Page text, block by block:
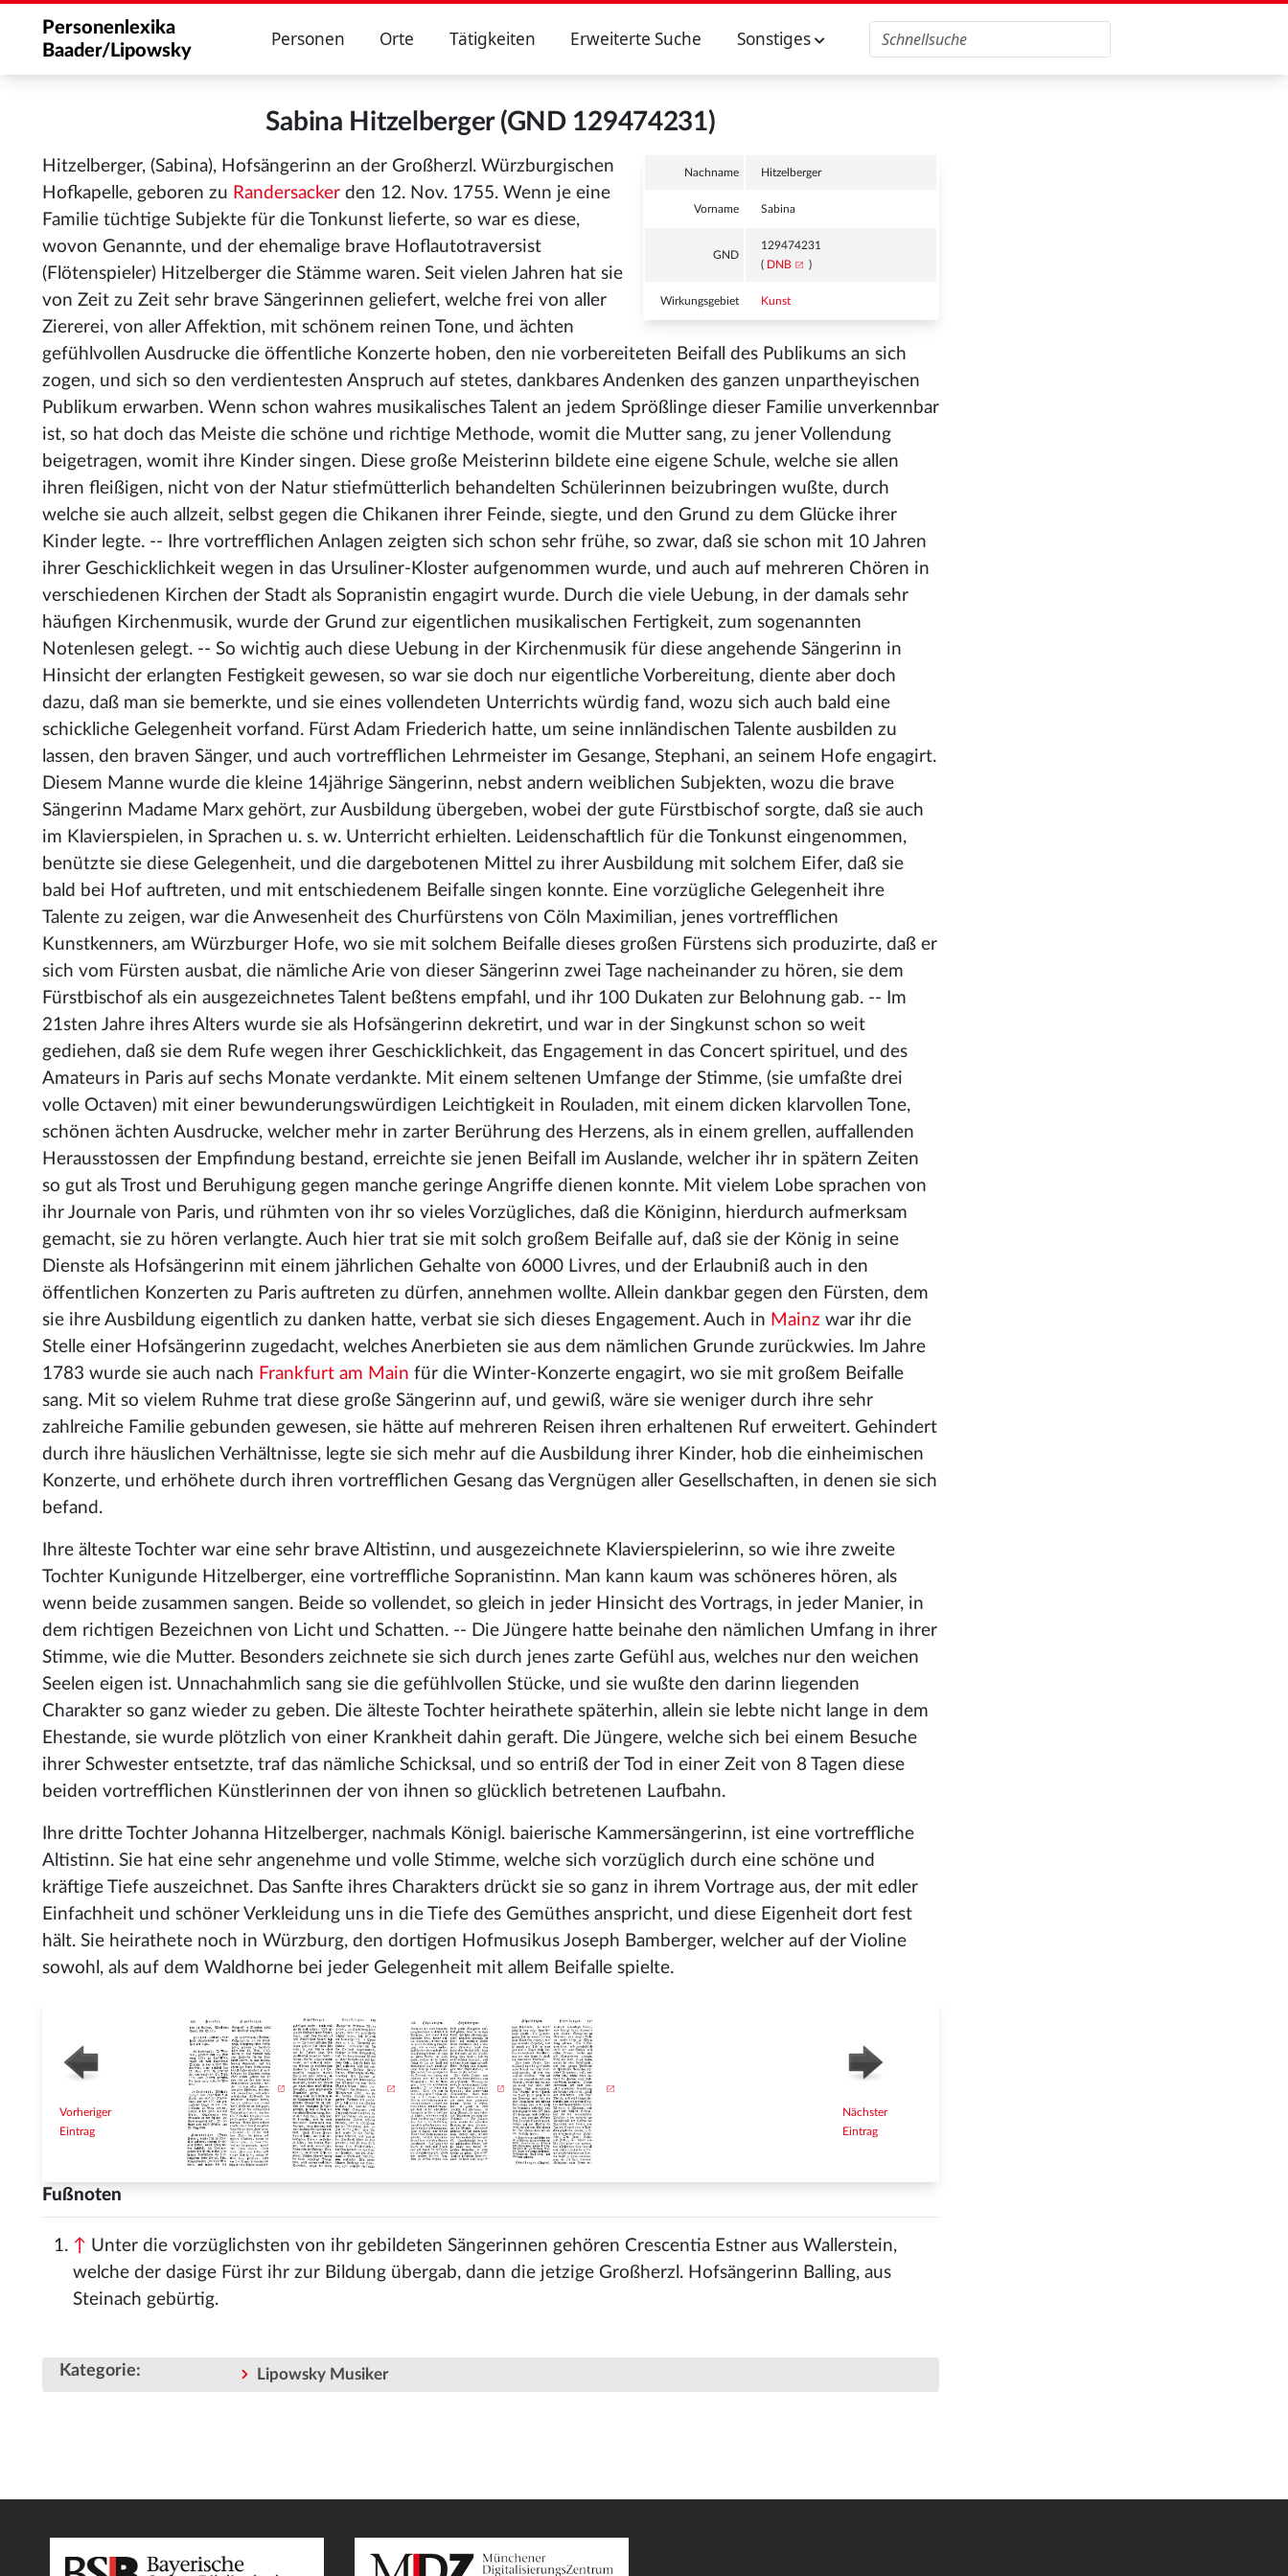
Personenlexika
Baader/Lipowsky
Personen Orte Tätigkeiten Erweiterte Suche Sonstiges
Sabina Hitzelberger (GND 129474231)
Nachname Hitzelberger
Vorname Sabina
GND
129474231
( DNB )
Wirkungsgebiet Kunst
Hitzelberger, (Sabina), Hofsängerinn an der Großherzl. Würzburgischen
Hofkapelle, geboren zu Randersacker den 12. Nov. 1755. Wenn je eine
Familie tüchtige Subjekte für die Tonkunst lieferte, so war es diese,
wovon Genannte, und der ehemalige brave Hoflautotraversist
(Flötenspieler) Hitzelberger die Stämme waren. Seit vielen Jahren hat sie
von Zeit zu Zeit sehr brave Sängerinnen geliefert, welche frei von aller
Ziererei, von aller Affektion, mit schönem reinen Tone, und ächten
gefühlvollen Ausdrucke die öffentliche Konzerte hoben, den nie vorbereiteten Beifall des Publikums an sich
zogen, und sich so den verdientesten Anspruch auf stetes, dankbares Andenken des ganzen unpartheyischen
Publikum erwarben. Wenn schon wahres musikalisches Talent an jedem Sprößlinge dieser Familie unverkennbar
ist, so hat doch das Meiste die schöne und richtige Methode, womit die Mutter sang, zu jener Vollendung
beigetragen, womit ihre Kinder singen. Diese große Meisterinn bildete eine eigene Schule, welche sie allen
ihren fleißigen, nicht von der Natur stiefmütterlich behandelten Schülerinnen beizubringen wußte, durch
welche sie auch allzeit, selbst gegen die Chikanen ihrer Feinde, siegte, und den Grund zu dem Glücke ihrer
Kinder legte. -- Ihre vortrefflichen Anlagen zeigten sich schon sehr frühe, so zwar, daß sie schon mit 10 Jahren
ihrer Geschicklichkeit wegen in das Ursuliner-Kloster aufgenommen wurde, und auch auf mehreren Chören in
verschiedenen Kirchen der Stadt als Sopranistin engagirt wurde. Durch die viele Uebung, in der damals sehr
häufigen Kirchenmusik, wurde der Grund zur eigentlichen musikalischen Fertigkeit, zum sogenannten
Notenlesen gelegt. -- So wichtig auch diese Uebung in der Kirchenmusik für diese angehende Sängerinn in
Hinsicht der erlangten Festigkeit gewesen, so war sie doch nur eigentliche Vorbereitung, diente aber doch
dazu, daß man sie bemerkte, und sie eines vollendeten Unterrichts würdig fand, wozu sich auch bald eine
schickliche Gelegenheit vorfand. Fürst Adam Friederich hatte, um seine innländischen Talente ausbilden zu
lassen, den braven Sänger, und auch vortrefflichen Lehrmeister im Gesange, Stephani, an seinem Hofe engagirt.
Diesem Manne wurde die kleine 14jährige Sängerinn, nebst andern weiblichen Subjekten, wozu die brave
Sängerinn Madame Marx gehört, zur Ausbildung übergeben, wobei der gute Fürstbischof sorgte, daß sie auch
im Klavierspielen, in Sprachen u. s. w. Unterricht erhielten. Leidenschaftlich für die Tonkunst eingenommen,
benützte sie diese Gelegenheit, und die dargebotenen Mittel zu ihrer Ausbildung mit solchem Eifer, daß sie
bald bei Hof auftreten, und mit entschiedenem Beifalle singen konnte. Eine vorzügliche Gelegenheit ihre
Talente zu zeigen, war die Anwesenheit des Churfürstens von Cöln Maximilian, jenes vortrefflichen
Kunstkenners, am Würzburger Hofe, wo sie mit solchem Beifalle dieses großen Fürstens sich produzirte, daß er
sich vom Fürsten ausbat, die nämliche Arie von dieser Sängerinn zwei Tage nacheinander zu hören, sie dem
Fürstbischof als ein ausgezeichnetes Talent beßtens empfahl, und ihr 100 Dukaten zur Belohnung gab. -- Im
21sten Jahre ihres Alters wurde sie als Hofsängerinn dekretirt, und war in der Singkunst schon so weit
gediehen, daß sie dem Rufe wegen ihrer Geschicklichkeit, das Engagement in das Concert spirituel, und des
Amateurs in Paris auf sechs Monate verdankte. Mit einem seltenen Umfange der Stimme, (sie umfaßte drei
volle Octaven) mit einer bewunderungswürdigen Leichtigkeit in Rouladen, mit einem dicken klarvollen Tone,
schönen ächten Ausdrucke, welcher mehr in zarter Berührung des Herzens, als in einem grellen, auffallenden
Herausstossen der Empfindung bestand, erreichte sie jenen Beifall im Auslande, welcher ihr in spätern Zeiten
so gut als Trost und Beruhigung gegen manche geringe Angriffe dienen konnte. Mit vielem Lobe sprachen von
ihr Journale von Paris, und rühmten von ihr so vieles Vorzügliches, daß die Königinn, hierdurch aufmerksam
gemacht, sie zu hören verlangte. Auch hier trat sie mit solch großem Beifalle auf, daß sie der König in seine
Dienste als Hofsängerinn mit einem jährlichen Gehalte von 6000 Livres, und der Erlaubniß auch in den
öffentlichen Konzerten zu Paris auftreten zu dürfen, annehmen wollte. Allein dankbar gegen den Fürsten, dem
sie ihre Ausbildung eigentlich zu danken hatte, verbat sie sich dieses Engagement. Auch in Mainz war ihr die
Stelle einer Hofsängerinn zugedacht, welches Anerbieten sie aus dem nämlichen Grunde zurückwies. Im Jahre
1783 wurde sie auch nach Frankfurt am Main für die Winter-Konzerte engagirt, wo sie mit großem Beifalle
sang. Mit so vielem Ruhme trat diese große Sängerinn auf, und gewiß, wäre sie weniger durch ihre sehr
zahlreiche Familie gebunden gewesen, sie hätte auf mehreren Reisen ihren erhaltenen Ruf erweitert. Gehindert
durch ihre häuslichen Verhältnisse, legte sie sich mehr auf die Ausbildung ihrer Kinder, hob die einheimischen
Konzerte, und erhöhete durch ihren vortrefflichen Gesang das Vergnügen aller Gesellschaften, in denen sie sich
befand.
Ihre älteste Tochter war eine sehr brave Altistinn, und ausgezeichnete Klavierspielerinn, so wie ihre zweite
Tochter Kunigunde Hitzelberger, eine vortreffliche Sopranistinn. Man kann kaum was schöneres hören, als
wenn beide zusammen sangen. Beide so vollendet, so gleich in jeder Hinsicht des Vortrags, in jeder Manier, in
dem richtigen Bezeichnen von Licht und Schatten. -- Die Jüngere hatte beinahe den nämlichen Umfang in ihrer
Stimme, wie die Mutter. Besonders zeichnete sie sich durch jenes zarte Gefühl aus, welches nur den weichen
Seelen eigen ist. Unnachahmlich sang sie die gefühlvollen Stücke, und sie wußte den darinn liegenden
Charakter so ganz wieder zu geben. Die älteste Tochter heirathete späterhin, allein sie lebte nicht lange in dem
Ehestande, sie wurde plötzlich von einer Krankheit dahin geraft. Die Jüngere, welche sich bei einem Besuche
ihrer Schwester entsetzte, traf das nämliche Schicksal, und so entriß der Tod in einer Zeit von 8 Tagen diese
beiden vortrefflichen Künstlerinnen der von ihnen so glücklich betretenen Laufbahn.
Ihre dritte Tochter Johanna Hitzelberger, nachmals Königl. baierische Kammersängerinn, ist eine vortreffliche
Altistinn. Sie hat eine sehr angenehme und volle Stimme, welche sich vorzüglich durch eine schöne und
kräftige Tiefe auszeichnet. Das Sanfte ihres Charakters drückt sie so ganz in ihrem Vortrage aus, der mit edler
Einfachheit und schöner Verkleidung uns in die Tiefe des Gemüthes anspricht, und diese Eigenheit dort fest
hält. Sie heirathete noch in Würzburg, den dortigen Hofmusikus Joseph Bamberger, welcher auf der Violine
sowohl, als auf dem Waldhorne bei jeder Gelegenheit mit allem Beifalle spielte.
Vorheriger
Eintrag
Nächster
Eintrag
Fußnoten
↑ Unter die vorzüglichsten von ihr gebildeten Sängerinnen gehören Crescentia Estner aus Wallerstein,
welche der dasige Fürst ihr zur Bildung übergab, dann die jetzige Großherzl. Hofsängerinn Balling, aus
Steinach gebürtig.
Kategorie: Lipowsky Musiker